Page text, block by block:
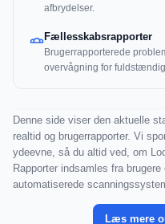
afbrydelser.
Fællesskabsrapporter
Brugerrapporterede
overvågning for
Denne side viser den aktuelle
realtid og brugerrapporter. Vi
ydeevne, så du altid ved, om
Rapporter indsamles fra
automatiserede
Læs mere